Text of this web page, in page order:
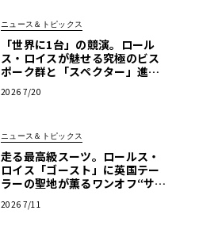
ニュース＆トピックス
「世界に1台」の競演。ロール
ス・ロイスが魅せる究極のビス
ポーク群と「スペクター」進化
2026 7/20
ニュース＆トピックス
走る最高級スーツ。ロールス・
ロイス「ゴースト」に英国テー
ラーの聖地が薫るワンオフ“サヴ
2026 7/11